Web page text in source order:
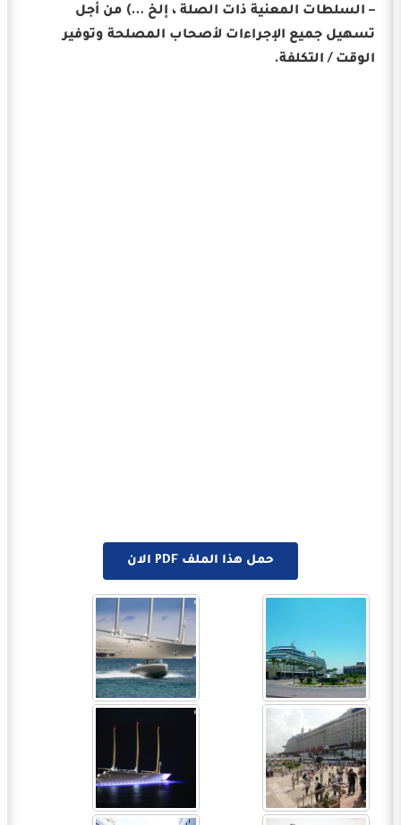
– السلطات المعنية ذات الصلة ، إلخ …) من أجل
تسهيل جميع الإجراءات لأصحاب المصلحة وتوفير
الوقت / التكلفة.
حمل هذا الملف PDF الان